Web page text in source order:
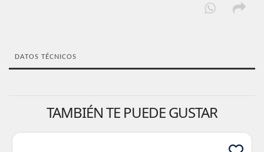
DATOS TÉCNICOS
TAMBIÉN TE PUEDE GUSTAR